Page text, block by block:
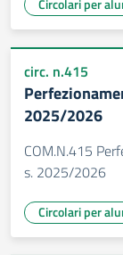
Circolari per
circ. n.415
2025/2026
COM.N.415
s. 2025/2026
Circolari per